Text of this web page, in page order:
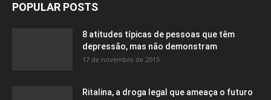
POPULAR POSTS
8 atitudes típicas de pessoas que têm
depressão, mas não demonstram
17 de novembro de 2015
Ritalina, a droga legal que ameaça o futuro